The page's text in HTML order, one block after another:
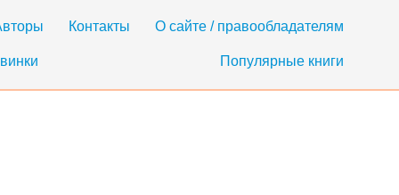
Контакты О сайте / правообладателям
Популярные книги